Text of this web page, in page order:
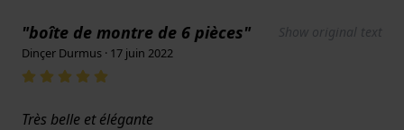
"boîte de montre de 6 pièces" Show original text
Dinçer Durmus · 17 juin 2022
Très belle et élégante